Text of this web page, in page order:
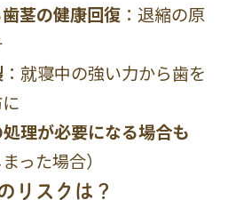
茎の健康回復 ：退縮の原
：就寝中の強い力から歯を
理が必要になる場合も
った場合）
リスクは？